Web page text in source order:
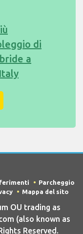
di
a
Parcheggio
Mappa del sito
OU trading as
(also known as
Reserved.